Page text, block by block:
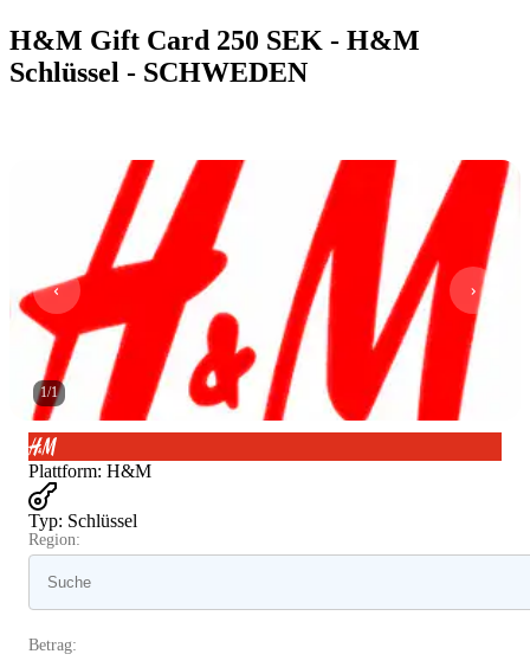
H&M Gift Card 250 SEK - H&M
Schlüssel - SCHWEDEN
1/1
Plattform: H&M
Typ: Schlüssel
Region:
Betrag: